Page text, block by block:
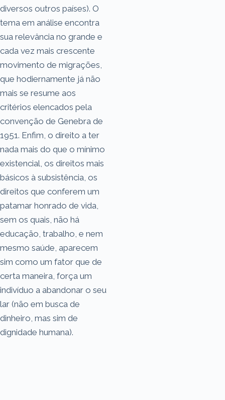
diversos outros países). O
tema em análise encontra
sua relevância no grande e
cada vez mais crescente
movimento de migrações,
que hodiernamente já não
mais se resume aos
critérios elencados pela
convenção de Genebra de
1951. Enfim, o direito a ter
nada mais do que o mínimo
existencial, os direitos mais
básicos à subsistência, os
direitos que conferem um
patamar honrado de vida,
sem os quais, não há
educação, trabalho, e nem
mesmo saúde, aparecem
sim como um fator que de
certa maneira, força um
indivíduo a abandonar o seu
lar (não em busca de
dinheiro, mas sim de
dignidade humana).